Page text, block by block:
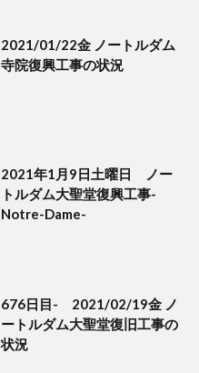
2021/01/22金 ノートルダム
寺院復興工事の状況
2021年1月9日土曜日 ノー
トルダム大聖堂復興工事-
Notre-Dame-
676日目- 2021/02/19金 ノ
ートルダム大聖堂復旧工事の
状況